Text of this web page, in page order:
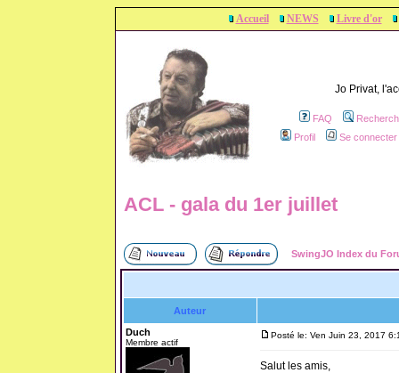
Accueil NEWS Livre d'or
Jo Privat,
FAQ
Profil
Se
ACL - gala du 1er juillet
SwingJO Index du
Auteur
Duch
Membre actif
Posté le: Ven Juin 23, 2017
Salut les amis,